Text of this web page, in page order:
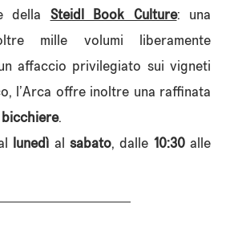
della Steidl Book Culture: una
mille volumi liberamente
affaccio privilegiato sui vigneti
l’Arca offre inoltre una raffinata
bicchiere.
lunedì al sabato, dalle 10:30alle